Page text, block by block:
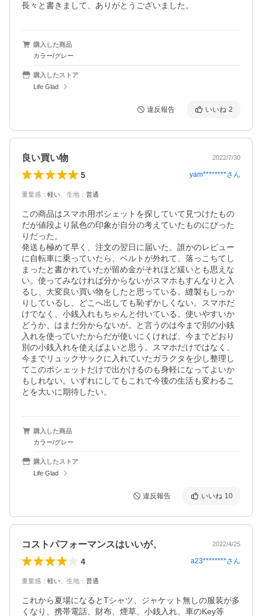
長々と書きまして、ありがとうございました。
購入した商品
カラー/グレー
購入したストア
Life Glad
違反報告 いいね 2
良い買い物 2022/7/30
5 yam********さん
重量感 ： 軽い 生地 ： 普通
この商品はスマホ用ポシェットを探していて見つけたもの
だが値段より鼠色の印象が自分の考えていたものにぴった
りだった。
発送も極めて早く、注文の翌日に届いた。誰かのレビュー
に自転車に乗っていたら、ベルトが外れて、落っこちてし
まったと書かれていたが留め金がそれほど緩いとも思えな
い。使ってみなければ分からないがスマホもすんなりと入
るし、大変良い買い物をしたと思っている。縫製もしっか
りしているし、どこへ出しても恥ずかしくない。スマホだ
けでなく、小銭入れもちゃんと付いている。使いやすいか
どうか、はまだ分からないが。と言うのは今まで別の小銭
入れを使っていたからだが使いにくければ、今までどおり
別の小銭入れを使えばよいと思う。スマホだけではなく、
今までリュックサックに入れていたガラクタを少し整理し
てこのポシェットだけで出かけるのも身軽になってよいか
もしれない。いずれにしてもこれで今後の生活も変わるこ
とを大いに期待したい。
購入した商品
カラー/グレー
購入したストア
Life Glad
違反報告 いいね 10
コストパフォーマンスはいいが、 2022/4/25
4 a23********さん
重量感 ： 軽い 生地 ： 普通
これから夏場になるとTシャツ、ジャケット無しの服装が多
くなり、携帯電話、財布、煙草、小銭入れ、車のKey等